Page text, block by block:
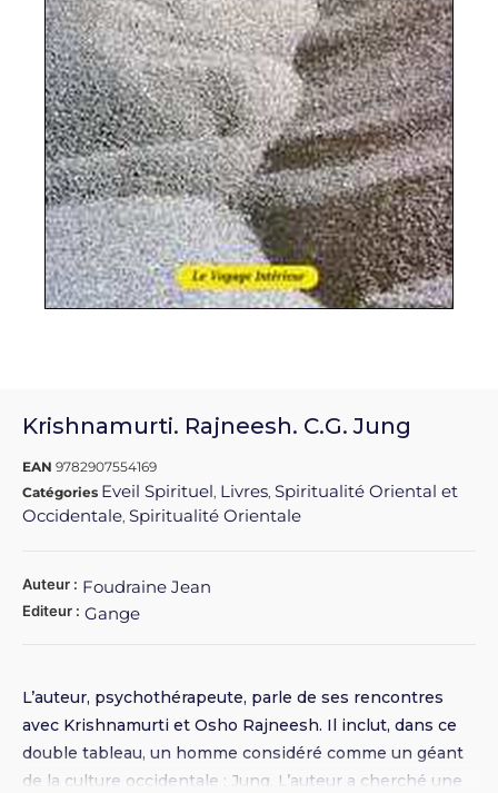
Krishnamurti. Rajneesh. C.G. Jung
EAN 9782907554169
Catégories Eveil Spirituel, Livres, Spiritualité Oriental et
Occidentale, Spiritualité Orientale
Auteur : Foudraine Jean
Editeur : Gange
L’auteur, psychothérapeute, parle de ses rencontres
avec Krishnamurti et Osho Rajneesh. Il inclut, dans ce
double tableau, un homme considéré comme un géant
de la culture occidentale : Jung. L’auteur a cherché une